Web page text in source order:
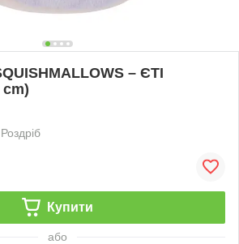
– ЄТІ
Роздріб
Купити
або